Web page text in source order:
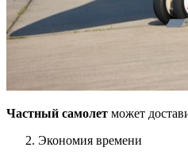
Частный самолет может
Экономия времени